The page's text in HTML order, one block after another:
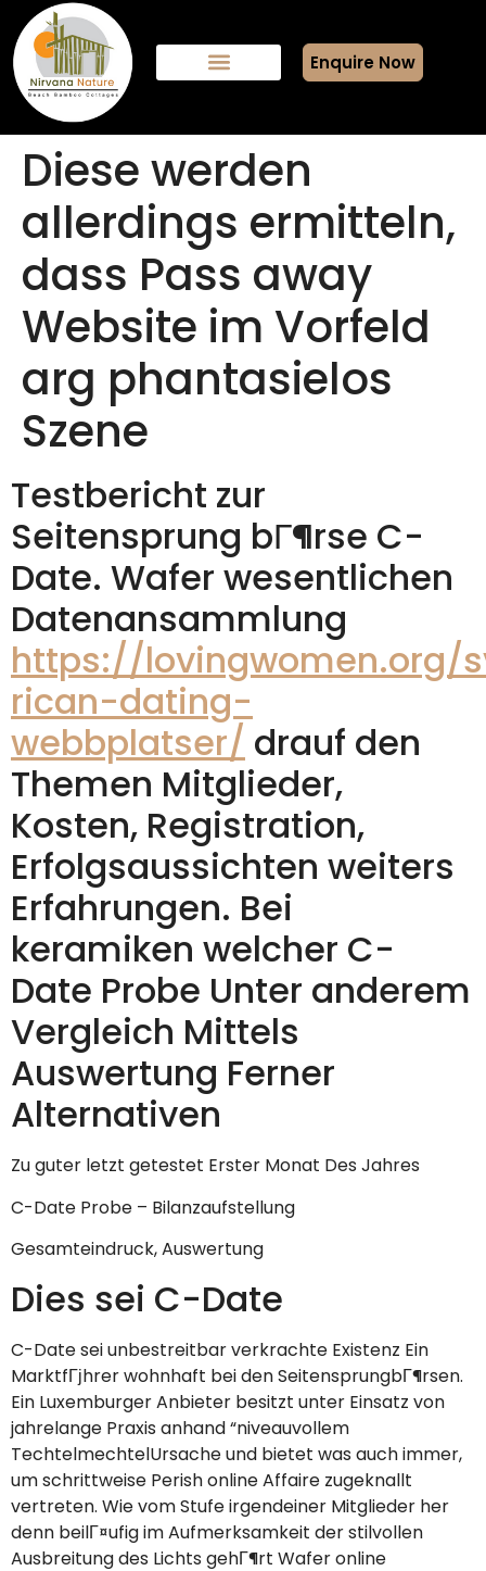
Enquire Now
Diese werden
allerdings ermitteln,
dass Pass away
Website im Vorfeld
arg phantasielos
Szene
Testbericht zur
Seitensprung bГ¶rse C-
Date. Wafer wesentlichen
Datenansammlung
https://lovingwomen.org/
rican-dating-
webbplatser/ drauf den
Themen Mitglieder,
Kosten, Registration,
Erfolgsaussichten weiters
Erfahrungen. Bei
keramiken welcher C-
Date Probe Unter anderem
Vergleich Mittels
Auswertung Ferner
Alternativen
Zu guter letzt getestet Erster Monat Des Jahres
C-Date Probe – Bilanzaufstellung
Gesamteindruck, Auswertung
Dies sei C-Date
C-Date sei unbestreitbar verkrachte Existenz Ein
MarktfГјhrer wohnhaft bei den SeitensprungbГ¶rsen.
Ein Luxemburger Anbieter besitzt unter Einsatz von
jahrelange Praxis anhand “niveauvollem
TechtelmechtelUrsache und bietet was auch immer,
um schrittweise Perish online Affaire zugeknallt
vertreten. Wie vom Stufe irgendeiner Mitglieder her
denn beilГ¤ufig im Aufmerksamkeit der stilvollen
Ausbreitung des Lichts gehГ¶rt Wafer online